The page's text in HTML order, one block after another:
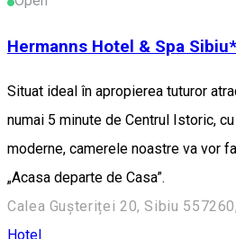
Hermanns Hotel & Spa
Situat ideal în apropierea tuturor
numai 5 minute de Centrul Istoric,
moderne, camerele noastre va vor
„Acasa departe de Casa”.
Calea Gușteriței 20, Sibiu
Hotel